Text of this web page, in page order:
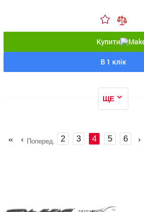
Купити
В 1 клік
ЩЕ
Поперед. 2 3 4 5 6